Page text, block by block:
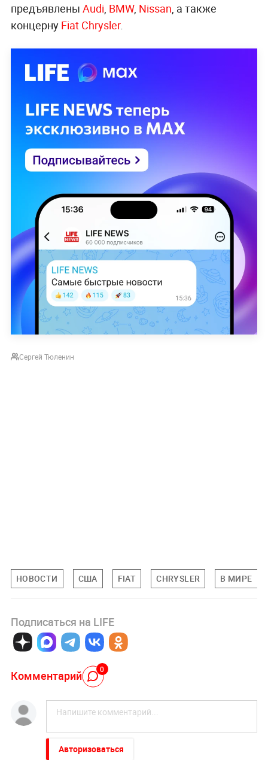
предъявлены Audi BMW, Nissan , а также
концерну Fiat Chrysler.
Сергей Тюленин
НОВОСТИ США FIAT CHRYSLER В МИРЕ
Подписаться на LIFE
Комментарий 0
Авторизоваться